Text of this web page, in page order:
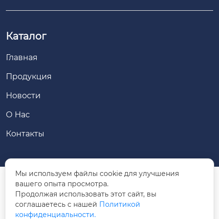
Каталог
Главная
Продукция
Новости
О Нас
Контакты

Дорога Юнчжун № 88, район Юцюань, город
Хух-Хото, Внутренняя Монголия
Мы используем файлы cookie для улучшения
вашего опыта просмотра.
Продолжая использовать этот сайт, вы
соглашаетесь с нашей Политикой
конфиденциальности.